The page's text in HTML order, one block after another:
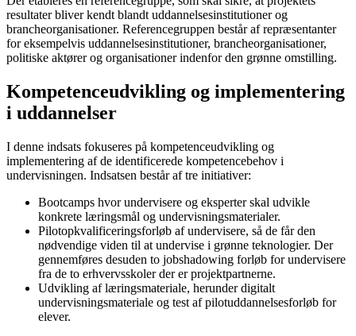
resultater bliver kendt blandt uddannelsesinstitutioner og
brancheorganisationer. Referencegruppen består af repræsentanter
for eksempelvis uddannelsesinstitutioner, brancheorganisationer,
politiske aktører og organisationer indenfor den grønne omstilling.
Kompetenceudvikling og implementering
i uddannelser
I denne indsats fokuseres på kompetenceudvikling og
implementering af de identificerede kompetencebehov i
undervisningen. Indsatsen består af tre initiativer:
Bootcamps hvor undervisere og eksperter skal udvikle
konkrete læringsmål og undervisningsmaterialer.
Pilotopkvalificeringsforløb af undervisere, så de får den
nødvendige viden til at undervise i grønne teknologier. Der
gennemføres desuden to jobshadowing forløb for undervisere
fra de to erhvervsskoler der er projektpartnerne.
Udvikling af læringsmateriale, herunder digitalt
undervisningsmateriale og test af pilotuddannelsesforløb for
elever.